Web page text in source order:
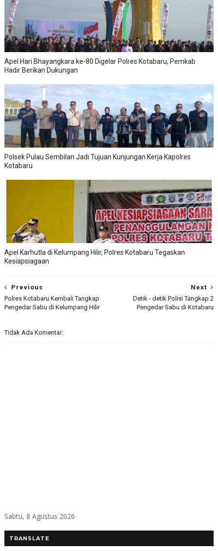
Apel Hari Bhayangkara ke-80 Digelar Polres Kotabaru, Pemkab
Hadir Berikan Dukungan
Polsek Pulau Sembilan Jadi Tujuan Kunjungan Kerja Kapolres
Kotabaru
Apel Karhutla di Kelumpang Hilir, Polres Kotabaru Tegaskan
Kesiapsiagaan
Next
Detik - detik Polisi Tangkap 2
Pengedar Sabu di Kotabaru
Previous
Polres Kotabaru Kembali Tangkap
Pengedar Sabu di Kelumpang Hilir
Tidak Ada Komentar:
Sabtu, 8 Agustus 2026
TRANSLATE